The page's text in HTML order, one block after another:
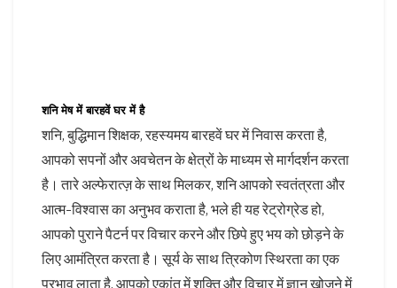
शनि मेष में बारहवें घर में है
शनि, बुद्धिमान शिक्षक, रहस्यमय बारहवें घर में निवास करता है,
आपको सपनों और अवचेतन के क्षेत्रों के माध्यम से मार्गदर्शन करता
है। तारे अल्फेरात्ज़ के साथ मिलकर, शनि आपको स्वतंत्रता और
आत्म-विश्वास का अनुभव कराता है, भले ही यह रेट्रोग्रेड हो,
आपको पुराने पैटर्न पर विचार करने और छिपे हुए भय को छोड़ने के
लिए आमंत्रित करता है। सूर्य के साथ त्रिकोण स्थिरता का एक
प्रभाव लाता है, आपको एकांत में शक्ति और विचार में ज्ञान खोजने में